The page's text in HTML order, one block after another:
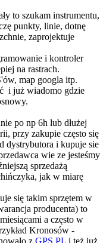
to szukam instrumentu,
punkty, linie, dotnę
zaprojektuje
i kontroler
na rastrach.
map googla itp.
i już wiadomo gdzie
po np 6h lub dłużej
przy zakupie często się
dystrybutora i kupuje sie
wie ze jesteśmy
sprzedażą
jak w miarę
się takim sprzętem w
producenta) to
a często w
Kronosów -